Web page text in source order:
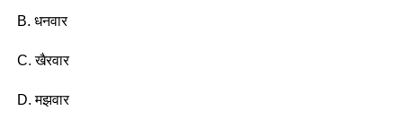
B. धनवार
C. खैरवार
D. मझवार